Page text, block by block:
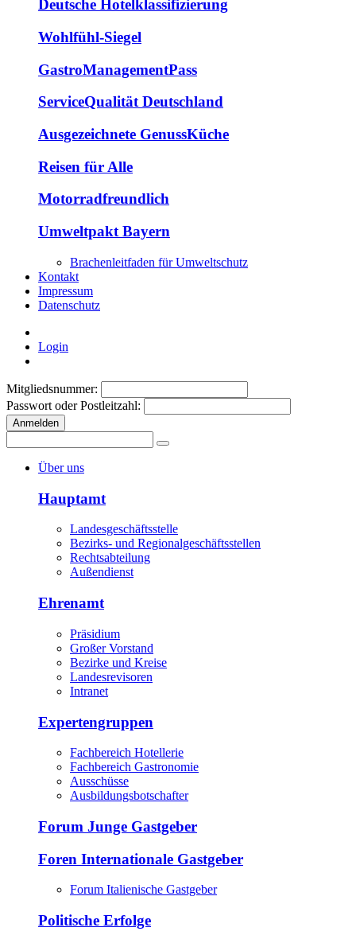
Deutsche Hotelklassifizierung
Wohlfühl-Siegel
GastroManagementPass
ServiceQualität Deutschland
Ausgezeichnete GenussKüche
Reisen für Alle
Motorradfreundlich
Umweltpakt Bayern
Brachenleitfaden für Umweltschutz
Kontakt
Impressum
Datenschutz
Login
Mitgliedsnummer:
Passwort oder Postleitzahl:
Anmelden
Über uns
Hauptamt
Landesgeschäftsstelle
Bezirks- und Regionalgeschäftsstellen
Rechtsabteilung
Außendienst
Ehrenamt
Präsidium
Großer Vorstand
Bezirke und Kreise
Landesrevisoren
Intranet
Expertengruppen
Fachbereich Hotellerie
Fachbereich Gastronomie
Ausschüsse
Ausbildungsbotschafter
Forum Junge Gastgeber
Foren Internationale Gastgeber
Forum Italienische Gastgeber
Politische Erfolge